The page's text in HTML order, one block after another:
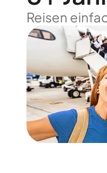
Reisen